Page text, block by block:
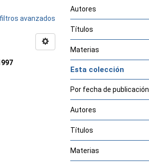
avanzados
Autores
Títulos
Materias
Esta colección
Por fecha de publicación
Autores
Títulos
Materias